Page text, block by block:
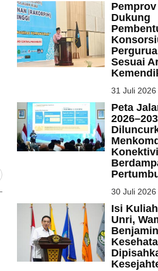
Pemulihan TNTN
Dipercepat, Masih
Dibutuhkan 9.966...
04 Mar 2026
Dukung
Sesuai
31 Juli
Peta
30 Juli
Isi
Unri,